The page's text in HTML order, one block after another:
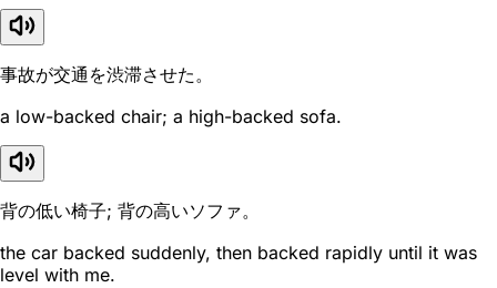
事故が交通を渋滞させた。
a low-backed chair; a high-backed sofa.
背の低い椅子; 背の高いソファ。
the car backed suddenly, then backed rapidly until it was
level with me.